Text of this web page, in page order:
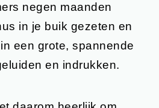
negen maanden
in je buik gezeten en
een grote, spannende
en indrukken.